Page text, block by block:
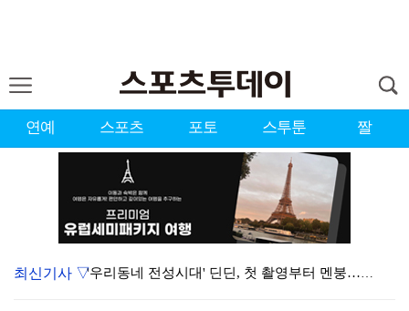
연예 스포츠 포토 스투툰 짤
'우리동네 전성시대' 딘딘, 첫 촬영부터 멘붕…시작부터…
최신기사 ▽